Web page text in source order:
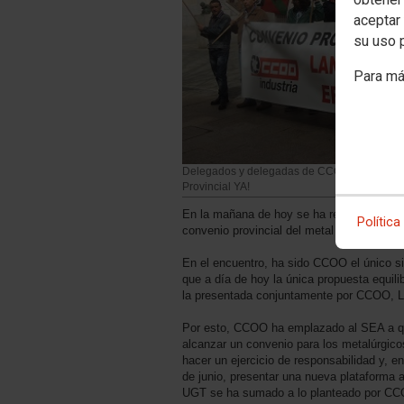
su uso
Para
Delegados y delegadas de CCOO Industria
Provincial YA!
En la mañana de hoy se ha reunido
convenio provincial del metal de Araba.
En el encuentro, ha sido CCOO el único
que a día de hoy la única propuesta
la presentada conjuntamente por CCOO,
Por esto, CCOO ha emplazado al SEA a
alcanzar un convenio para los
hacer un ejercicio de responsabilidad y,
de junio, presentar una nueva plataforma
UGT se ha sumado a lo planteado por